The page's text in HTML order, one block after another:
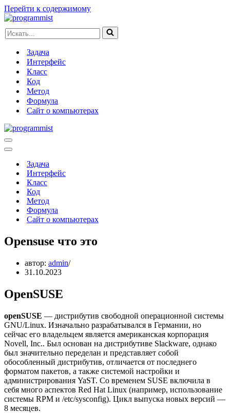
Перейти к содержимому
Искать...
Задача
Интерфейс
Класс
Код
Метод
Формула
Сайт о компьютерах
Меню
навигации
Меню
навигацииЗадача
Интерфейс
Класс
Код
Метод
Формула
Сайт о компьютерах
Opensuse что это
автор: admin
31.10.2023
OpenSUSE
openSUSE — дистрибутив свободной операционной системы
GNU/Linux. Изначально разрабатывался в Германии, но
сейчас его владельцем является американская корпорация
Novell, Inc.. Был основан на дистрибутиве Slackware, однако
был значительно переделан и представляет собой
обособленный дистрибутив, отличается от последнего
форматом пакетов, а также системой настройки и
администрирования YaST. Со временем SUSE включила в
себя много аспектов Red Hat Linux (например, использование
системы RPM и /etc/sysconfig). Цикл выпуска новых версий —
8 месяцев.